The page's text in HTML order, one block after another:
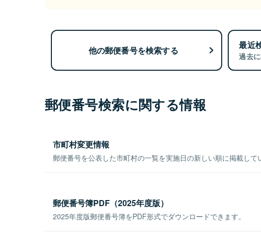
他の郵便番号を検索する 最近
過去
郵便番号検索に関する情報
市町村変更情報
郵便番号を公表した市町村の一覧を実施日の新しい順に掲載して
郵便番号簿PDF（2025年度版）
2025年度版郵便番号簿をPDF形式でダウンロードできます。